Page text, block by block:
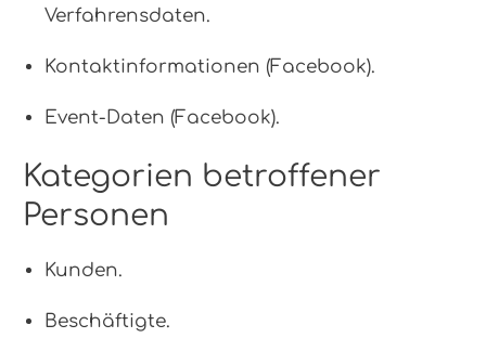
Verfahrensdaten.
Kontaktinformationen (Facebook).
Event-Daten (Facebook).
Kategorien betroffener
Personen
Kunden.
Beschäftigte.